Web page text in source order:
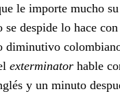
le importe mucho
se despide lo hace
diminutivo
exterminator hable
y un minuto